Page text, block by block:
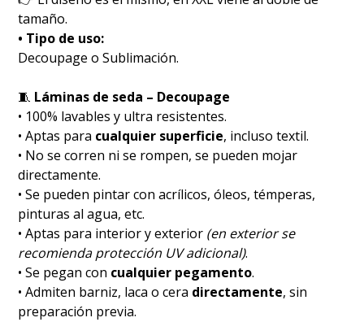
tamaño.
• Tipo de uso:
Decoupage o Sublimación.
🧵 Láminas de seda – Decoupage
• 100% lavables y ultra resistentes.
• Aptas para cualquier superficie, incluso textil.
• No se corren ni se rompen, se pueden mojar
directamente.
• Se pueden pintar con acrílicos, óleos, témperas,
pinturas al agua, etc.
• Aptas para interior y exterior (en exterior se
recomienda protección UV adicional).
• Se pegan con cualquier pegamento.
• Admiten barniz, laca o cera directamente, sin
preparación previa.